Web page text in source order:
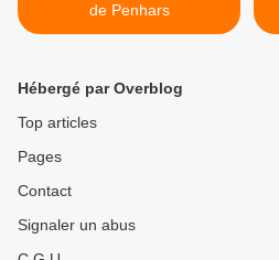
de Penhars
Hébergé par Overblog
Top articles
Pages
Contact
Signaler un abus